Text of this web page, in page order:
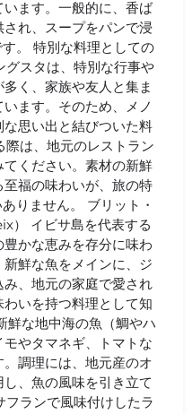
ます。一般的に、香ば
れ、スープをパンで浸
。 特別な料理としての
グスタは、特別な行事や
く、家族や友人と集ま
ます。そのため、メノ
思い出と結びついた料
は、地元のレストラン
ください。素材の新鮮
福の味わいが、旅の特
りません。 ブリット・
） イビサ島を代表する
かな恵みを存分に味わ
鮮な魚をメインに、ジ
、地元の家庭で愛され
いを持つ料理として知
鮮な地中海の魚（鯛やハ
やタマネギ、トマトな
調理には、地元産のオ
、魚の風味を引き立て
フランで風味付けしたラ